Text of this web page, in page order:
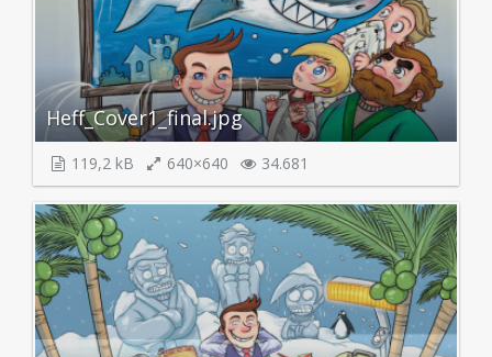
Heff_Cover1_final.jpg
119,2 kB 640×640 34.681